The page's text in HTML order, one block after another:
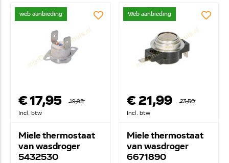
web aanbieding
€ 17,95
19,95
Incl. btw
Miele thermostaat
van wasdroger
5432530
Web aanbieding
€ 21,99
23,50
Incl. btw
Miele thermostaat
van wasdroger
6671890